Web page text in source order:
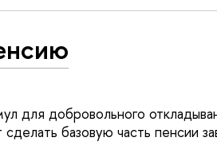
для добровольного
базовую часть пенсии